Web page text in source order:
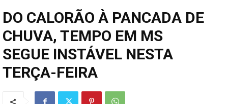
DO CALORÃO À PANCADA DE
CHUVA, TEMPO EM MS
SEGUE INSTÁVEL NESTA
TERÇA-FEIRA